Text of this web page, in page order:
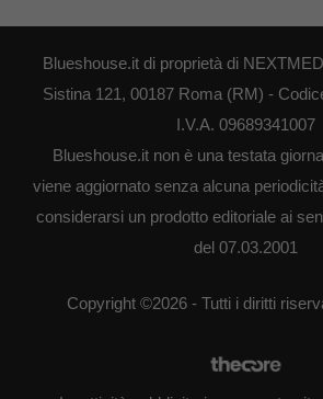
Blueshouse.it di proprietà di
Sistina 121, 00187 Roma (RM) -
I.V.A. 09689341007
Blueshouse.it non è una testata
viene aggiornato senza alcuna
considerarsi un prodotto editoriale ai
del 07.03.2001
Copyright ©2026 - Tutti i diritti